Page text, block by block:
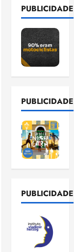
PUBLICIDADE
PUBLICIDADE
PUBLICIDADE